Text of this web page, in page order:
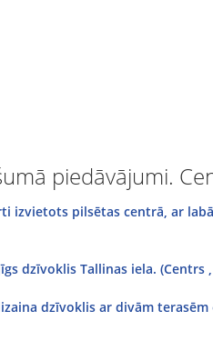
piedāvājumi.
izvietots pilsētas centrā, ar
dzīvoklis Tallinas iela. (Centrs
dzīvoklis ar divām